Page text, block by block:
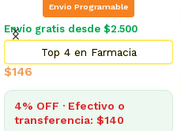
Envio Programable
Envío gratis desde $2.500
Top 4 en Farmacia
$146
4% OFF · Efectivo o
transferencia: $140